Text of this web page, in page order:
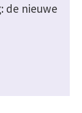
de nieuwe